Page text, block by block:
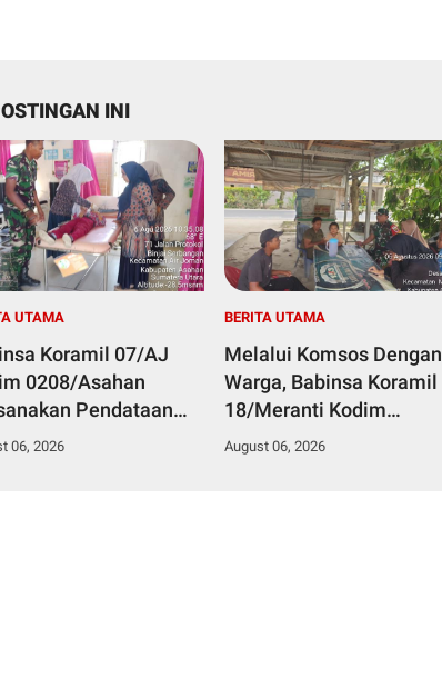
INI
UTAMA
Koramil 07/AJ
0208/Asahan
Pendataan
Dengan Pegawai
06, 2026
BERITA UTAMA
Melalui Komsos Dengan
Warga, Babinsa Koramil
18/Meranti Kodim
0208/Asahan Himbau
August 06, 2026